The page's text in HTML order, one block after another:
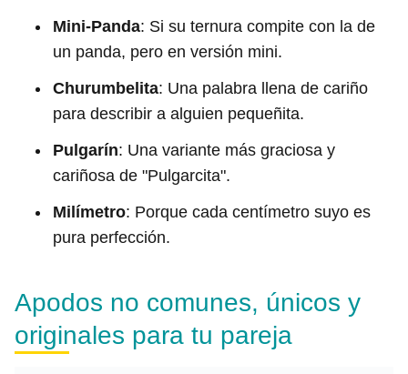
Mini-Panda: Si su ternura compite con la de
un panda, pero en versión mini.
Churumbelita: Una palabra llena de cariño
para describir a alguien pequeñita.
Pulgarín: Una variante más graciosa y
cariñosa de "Pulgarcita".
Milímetro: Porque cada centímetro suyo es
pura perfección.
Apodos no comunes, únicos y
originales para tu pareja